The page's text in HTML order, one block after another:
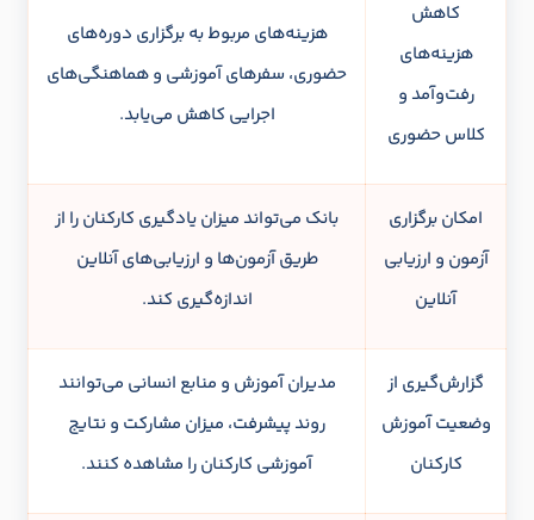
کاهش
هزینه‌های
رفت‌وآمد و
کلاس حضوری
هزینه‌های مربوط به برگزاری دوره‌های
حضوری، سفرهای آموزشی و هماهنگی‌های
اجرایی کاهش می‌یابد.
امکان برگزاری
آزمون و ارزیابی
آنلاین
بانک می‌تواند میزان یادگیری کارکنان را از
طریق آزمون‌ها و ارزیابی‌های آنلاین
اندازه‌گیری کند.
گزارش‌گیری از
وضعیت آموزش
کارکنان
مدیران آموزش و منابع انسانی می‌توانند
روند پیشرفت، میزان مشارکت و نتایج
آموزشی کارکنان را مشاهده کنند.